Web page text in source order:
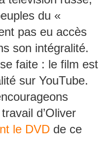
du «
pas eu accès
son intégralité.
faite : le film est
sur YouTube.
d’Oliver
le DVD de ce